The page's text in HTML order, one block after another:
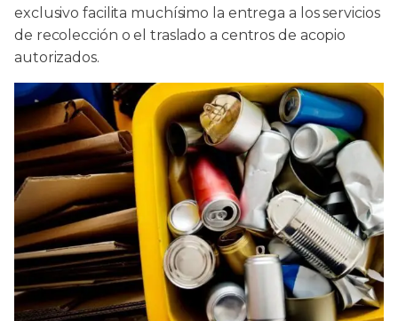
exclusivo facilita muchísimo la entrega a los servicios
de recolección o el traslado a centros de acopio
autorizados.